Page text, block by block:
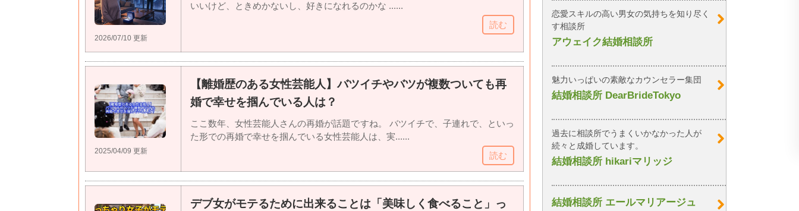
2026/07/10 更新
いいけど、ときめかないし、好きになれるのかな ......
読む
2025/04/09 更新
【離婚歴のある女性芸能人】バツイチやバツが複数ついても再
婚で幸せを掴んでいる人は？
ここ数年、女性芸能人さんの再婚が話題ですね。 バツイチで、子連れで、といっ
た形での再婚で幸せを掴んでいる女性芸能人は、実......
読む
デブ女がモテるために出来ることは「美味しく食べること」っ
恋愛スキルの高い男女の気持ちを知り尽く
す相談所
アウェイク結婚相談所
魅力いっぱいの素敵なカウンセラー集団
結婚相談所 DearBrideTokyo
過去に相談所でうまくいかなかった人が
続々と成婚しています。
結婚相談所 hikariマリッジ
結婚相談所 エールマリアージュ